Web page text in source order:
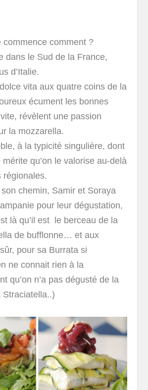
commence comment ?
dans le Sud de la France,
d’Italie.
vita aux quatre coins de la
écument les bonnes
révèlent une passion
la mozzarella.
à la typicité singulière, dont
qu’on le valorise au-delà
régionales.
son chemin, Samir et Soraya
pour leur dégustation,
là qu’il est le berceau de la
de bufflonne… et aux
pour sa Burrata si
ne connait rien à la
qu’on n’a pas dégusté de la
Straciatella..)